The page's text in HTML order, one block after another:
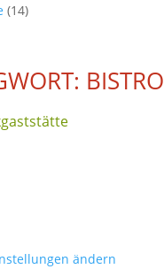
(14)
BISTRO
ändern